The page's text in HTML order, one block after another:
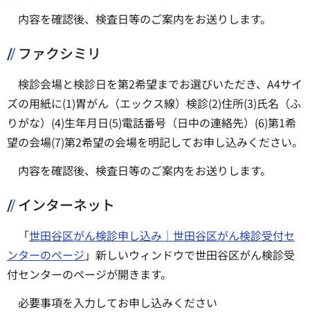
内容を確認後、検査日等のご案内をお送りします。
ファクシミリ
検診会場と検診日を第2希望までお選びいただき、A4サイ
ズの用紙に(1)胃がん（エックス線）検診(2)住所(3)氏名（ふ
りがな）(4)生年月日(5)電話番号（日中の連絡先）(6)第1希
望の会場(7)第2希望の会場を明記してお申し込みください。
内容を確認後、検査日等のご案内をお送りします。
インターネット
「世田谷区がん検診申し込み｜世田谷区がん検診受付セ
ンターのページ 」新しいウィンドウで世田谷区がん検診受
付センターのページが開きます。
必要事項を入力してお申し込みください